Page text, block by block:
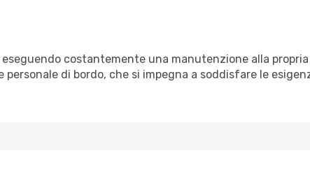
costantemente una manutenzione alla
di bordo, che si impegna a soddisfare le